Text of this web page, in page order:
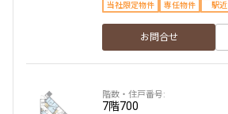
ペット可・相談
当社限定物件 専任物件 駅近
お問合せ
7階700